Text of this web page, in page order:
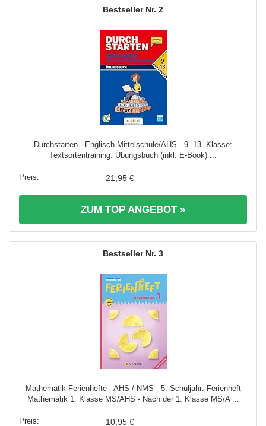
2
Durchstarten - Englisch Mittelschule/AHS - 9.-13. Klasse:
Textsortentraining. Übungsbuch (inkl. E-Book) ...
21,95 €
ZUM TOP ANGEBOT »
3
Mathematik Ferienhefte - AHS / NMS - 5. Schuljahr: Ferienheft
Mathematik 1. Klasse MS/AHS - Nach der 1. Klasse MS/A ...
10,95 €